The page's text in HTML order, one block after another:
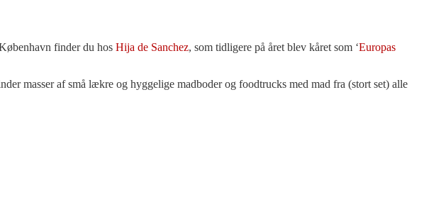
finder du hos Hija de Sanchez, som tidligere på året blev kåret som ‘Europas
masser af små lækre og hyggelige madboder og foodtrucks med mad fra (stort set) alle